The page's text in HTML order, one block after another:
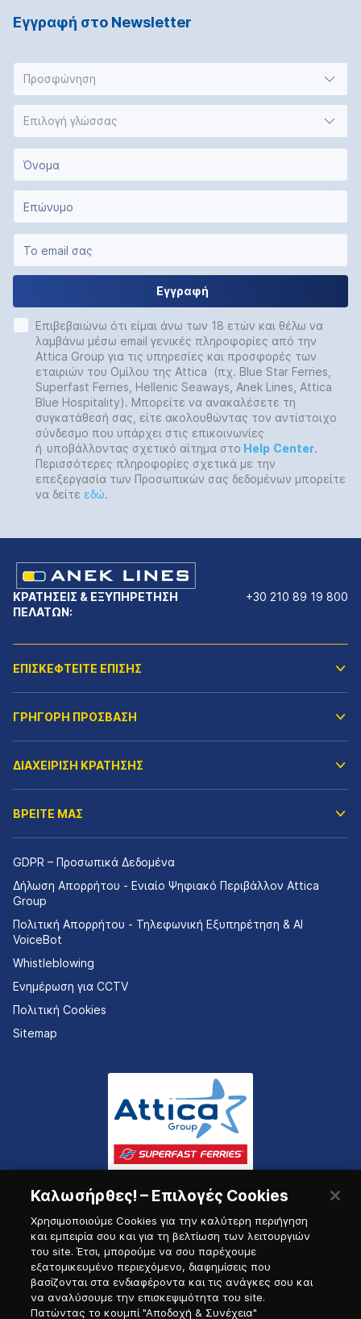
Εγγραφή στο Νewsletter
Προσφώνηση
Επιλογή γλώσσας
Εγγραφή
Επιβεβαιώνω ότι είμαι άνω των 18 ετών και θέλω να
λαμβάνω μέσω email γενικές πληροφορίες από την
Attica Group για τις υπηρεσίες και προσφορές των
εταιριών του Ομίλου της Attica (πχ. Blue Star Ferries,
Superfast Ferries, Hellenic Seaways, Anek Lines, Attica
Blue Hospitality). Μπορείτε να ανακαλέσετε τη
συγκατάθεσή σας, είτε ακολουθώντας τον αντίστοιχο
σύνδεσμο που υπάρχει στις επικοινωνίες
ή υποβάλλοντας σχετικό αίτημα στο Help Center.
Περισσότερες πληροφορίες σχετικά με την
επεξεργασία των Προσωπικών σας δεδομένων μπορείτε
να δείτε εδώ.
ΚΡΑΤΗΣΕΙΣ & ΕΞΥΠΗΡΕΤΗΣΗ
ΠΕΛΑΤΩΝ:
+30 210 89 19 800
ΕΠΙΣΚΕΦΤΕΙΤΕ ΕΠΙΣΗΣ
ΓΡΗΓΟΡΗ ΠΡΟΣΒΑΣΗ
ΔΙΑΧΕΙΡΙΣΗ ΚΡΑΤΗΣΗΣ
ΒΡΕΙΤΕ ΜΑΣ
GDPR – Προσωπικά Δεδομένα
Δήλωση Απορρήτου - Ενιαίο Ψηφιακό Περιβάλλον Attica
Group
Πολιτική Απορρήτου - Τηλεφωνική Εξυπηρέτηση & AI
VoiceBot
Whistleblowing
Ενημέρωση για CCTV
Πολιτική Cookies
Sitemap
Πύλη Ναυτικού
Καλωσήρθες! – Επιλογές Cookies
Χρησιμοποιούμε Cookies για την καλύτερη περιήγηση
και εμπειρία σου και για τη βελτίωση των λειτουργιών
του site. Έτσι, μπορούμε να σου παρέχουμε
εξατομικευμένο περιεχόμενο, διαφημίσεις που
βασίζονται στα ενδιαφέροντα και τις ανάγκες σου και
να αναλύσουμε την επισκεψιμότητα του site.
Πατώντας το κουμπί "Αποδοχή & Συνέχεια"